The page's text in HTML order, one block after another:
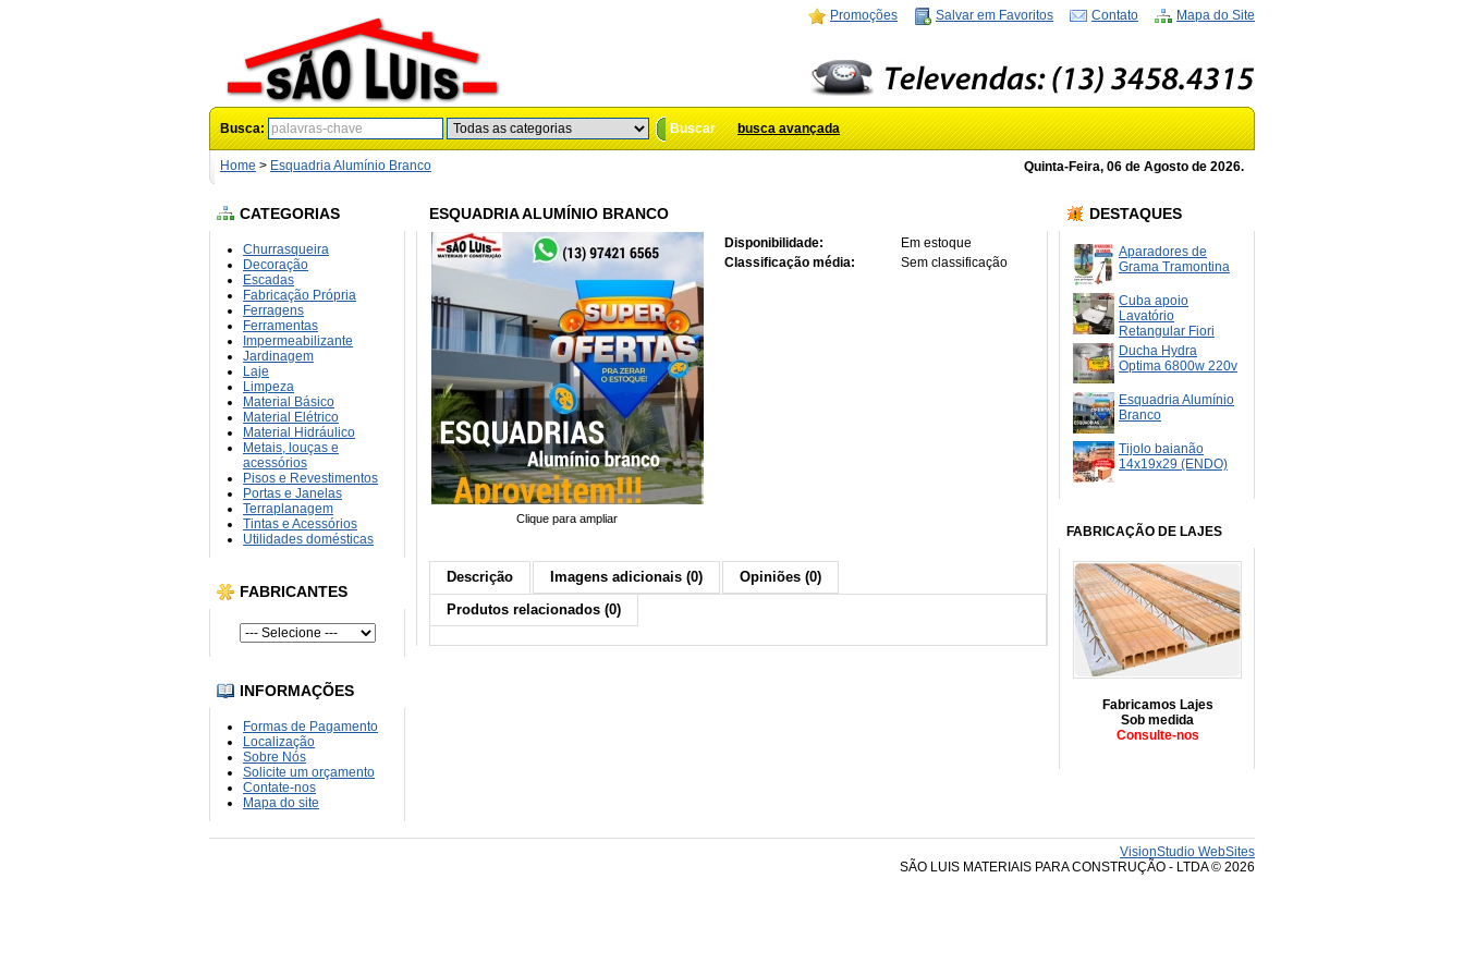
Promoções Salvar em Favoritos Contato Mapa do Site
Busca: Buscar busca avançada
Home > Esquadria Alumínio Branco Quinta-Feira, 06 de Agosto de 2026.
CATEGORIAS
Churrasqueira
Decoração
Escadas
Fabricação Própria
Ferragens
Ferramentas
Impermeabilizante
Jardinagem
Laje
Limpeza
Material Básico
Material Elétrico
Material Hidráulico
Metais, louças e
acessórios
Pisos e Revestimentos
Portas e Janelas
Terraplanagem
Tintas e Acessórios
Utilidades domésticas
FABRICANTES
INFORMAÇÕES
Formas de Pagamento
Localização
Sobre Nós
Solicite um orçamento
Contate-nos
Mapa do site
DESTAQUES
Aparadores de
Grama Tramontina
Cuba apoio
Lavatório
Retangular Fiori
Ducha Hydra
Optima 6800w 220v
Esquadria Alumínio
Branco
Tijolo baianão
14x19x29 (ENDO)
FABRICAÇÃO DE LAJES
Fabricamos Lajes
Sob medida
Consulte-nos
ESQUADRIA ALUMÍNIO BRANCO
Clique para ampliar
Disponibilidade:
Em estoque
Classificação média:
Sem classificação
Descrição Imagens adicionais (0)
Opiniões (0)
Produtos relacionados (0)
VisionStudio WebSites
SÃO LUIS MATERIAIS PARA CONSTRUÇÃO - LTDA © 2026